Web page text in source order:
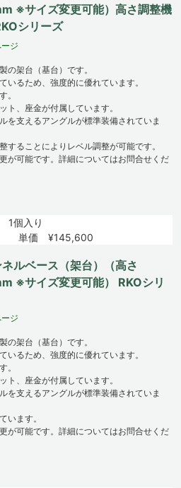
※サイズ変更可能）高さ調整機
シリーズ
ジ
の架台（基台）です。
るため、強度的に優れています。
。
、座金が付属しています。
を支えるアングルが標準装備されていま
ることによりレベル調整が可能です。
が可能です。詳細についてはお問合せくだ
1個入り
単価 ¥145,600
ルベース（架台）（高さ
※サイズ変更可能） RKOシリ
ジ
の架台（基台）です。
るため、強度的に優れています。
。
、座金が付属しています。
を支えるアングルが標準装備されていま
います。
が可能です。詳細についてはお問合せくだ